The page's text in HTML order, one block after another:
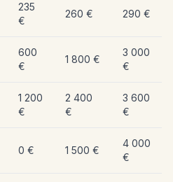
235
€
260 € 290 €
600
€
1 800 €
3 000
€
1 200
€
2 400
€
3 600
€
0 € 1 500 €
4 000
€